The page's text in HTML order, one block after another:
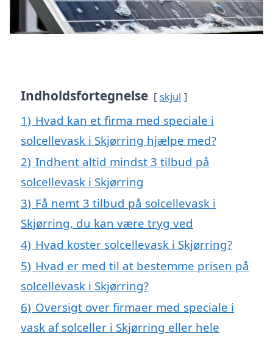
Indholdsfortegnelse skjul
1) Hvad kan et firma med speciale i
solcellevask i Skjørring hjælpe med?
2) Indhent altid mindst 3 tilbud på
solcellevask i Skjørring
3) Få nemt 3 tilbud på solcellevask i
Skjørring, du kan være tryg ved
4) Hvad koster solcellevask i Skjørring?
5) Hvad er med til at bestemme prisen på
solcellevask i Skjørring?
6) Oversigt over firmaer med speciale i
vask af solceller i Skjørring eller hele